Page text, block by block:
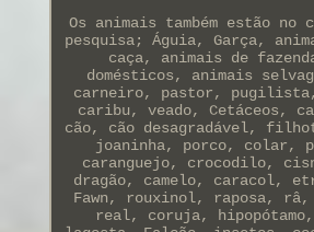
Os animais também estão no
pesquisa; Águia, Garça,
caça, animais de
domésticos, animais
carneiro, pastor,
caribu, veado, Cetáceos,
cão, cão desagradável,
joaninha, porco, colar,
caranguejo, crocodilo,
dragão, camelo, caracol,
Fawn, rouxinol, raposa,
real, coruja,